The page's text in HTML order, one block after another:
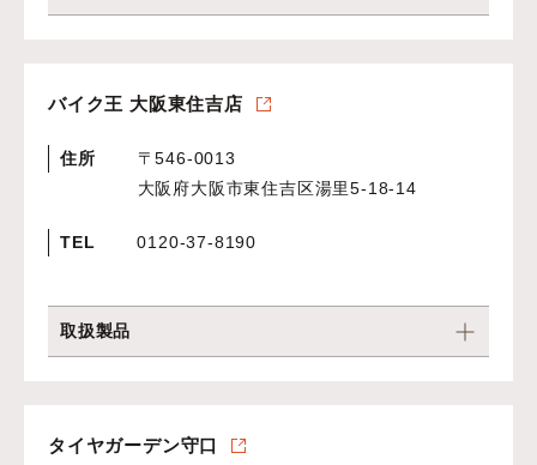
バイク王 大阪東住吉店
住所
〒546-0013
大阪府大阪市東住吉区湯里5-18-14
TEL 0120-37-8190
取扱製品
タイヤガーデン守口